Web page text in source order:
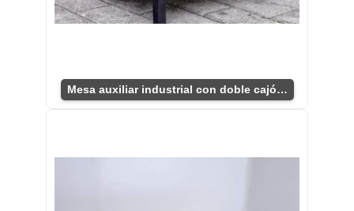
Mesa auxiliar industrial con doble cajón práctico